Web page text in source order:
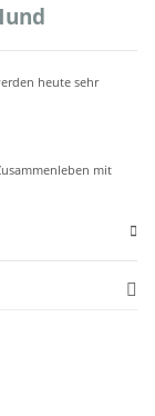
heute sehr
mit